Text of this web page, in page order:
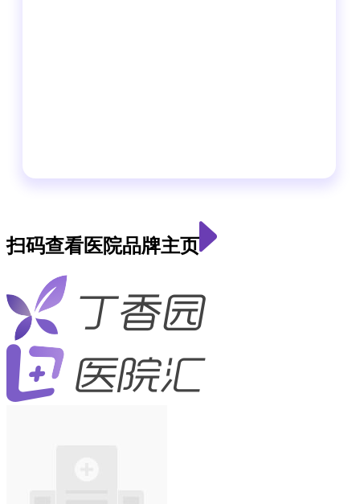
扫码查看医院品牌主页